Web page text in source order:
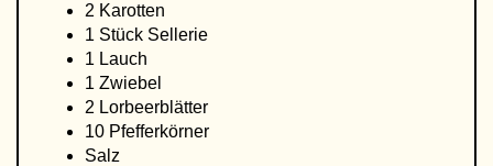
2 Karotten
1 Stück Sellerie
1 Lauch
1 Zwiebel
2 Lorbeerblätter
10 Pfefferkörner
Salz